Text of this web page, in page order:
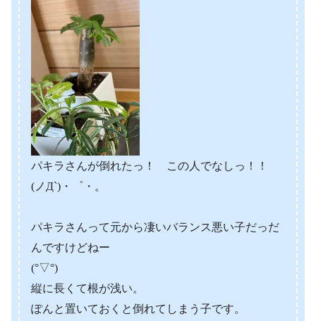
パキラさんが倒れたっ！ この人でなしっ！！
(ノД`)・゜・。
パキラさんって元から凄いバランス悪い子だっだ
んですけどねー
(°▽°)
縦に長くて根が浅い。
ぽんと置いておくと倒れてしまう子です。